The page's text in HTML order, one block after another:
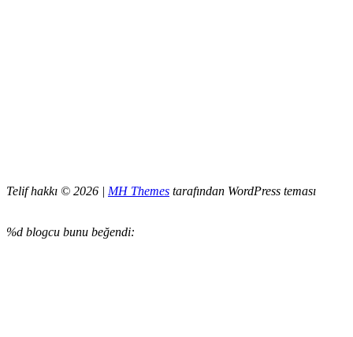
Telif hakkı © 2026 | MH Themes tarafından WordPress teması
%d blogcu bunu beğendi: